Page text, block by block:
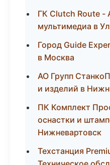
ГК Clutch Route -
мультимедиа в
Город Guide
в Москва
АО Групп
и изделий в
ПК Комплект
оснастки и
Нижневартовск
Техстанция